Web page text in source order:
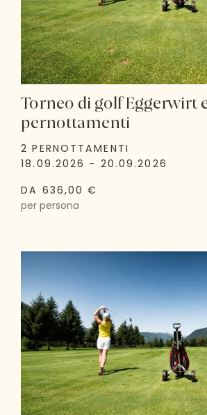
Torneo di golf Eggerwirt
pernottamenti
2 PERNOTTAMENTI
18.09.2026 - 20.09.2026
DA 636,00 €
per persona